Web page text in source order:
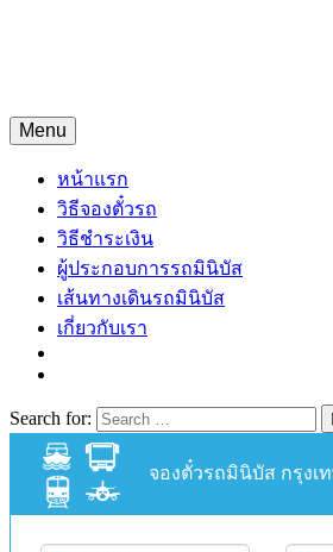
Menu
หน้าแรก
วิธีจองตั๋วรถ
วิธีชำระเงิน
ผู้ประกอบการรถมินิบัส
เส้นทางเดินรถมินิบัส
เกี่ยวกับเรา
Search for:
จองตั๋วรถมินิบัส กรุงเ